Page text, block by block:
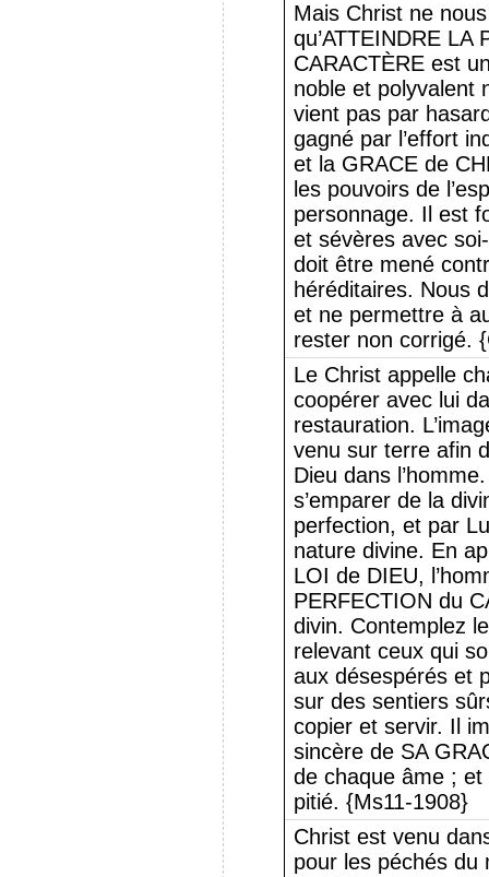
Mais Christ ne
qu’ATTEINDRE LA
CARACTÈRE est
noble et polyvalent
vient pas par
gagné par l’effort
et la GRACE de
les pouvoirs de
personnage. Il est
et sévères avec
doit être mené
héréditaires. Nous
et ne permettre à
rester non corrigé.
Le Christ appelle
coopérer avec lui
restauration.
venu sur terre afin
Dieu dans
s’emparer de la
perfection, et par
nature divine. En
LOI de DIEU,
PERFECTION du
divin. Contemplez
relevant ceux qui
aux désespérés et
sur des sentiers
copier et servir. Il
sincère de SA
de chaque âme ; et
pitié. {Ms11-1908}
Christ est venu
pour les péchés du